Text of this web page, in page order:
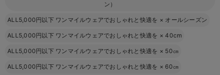
ン）
ALL5,000円以下 ワンマイルウェアでおしゃれと快適を × オールシーズン
ALL5,000円以下 ワンマイルウェアでおしゃれと快適を ×40cm
ALL5,000円以下 ワンマイルウェアでおしゃれと快適を × 50㎝
ALL5,000円以下 ワンマイルウェアでおしゃれと快適を × 60㎝